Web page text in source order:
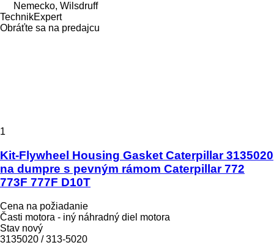
Nemecko, Wilsdruff
TechnikExpert
Obráťte sa na predajcu
1
Kit-Flywheel Housing Gasket Caterpillar 3135020
na dumpre s pevným rámom Caterpillar 772
773F 777F D10T
Cena na požiadanie
Časti motora - iný náhradný diel motora
Stav nový
3135020 / 313-5020